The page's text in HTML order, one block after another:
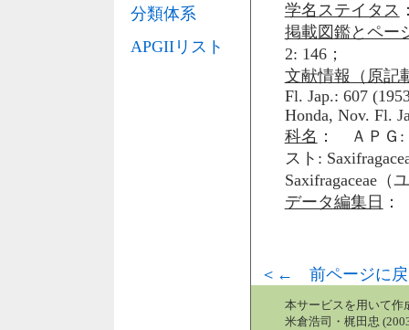
学名ステイタス
掲載図鑑とペー
2: 146；
文献情報（原記
Fl. Jap.: 607
Honda, Nov. Fl.
科名 ： ＡＰＧ:
スト:
Saxifragaceae（
データ編集日
＜← 前ページに戻
分類体系
APGIIリスト
本サービスを用いて作
米倉浩司・梶田忠